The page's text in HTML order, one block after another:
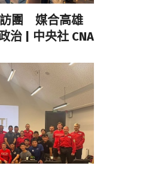
訪團 媒合高雄
治 | 中央社 CNA